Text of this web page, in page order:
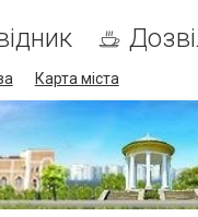
Карта міста